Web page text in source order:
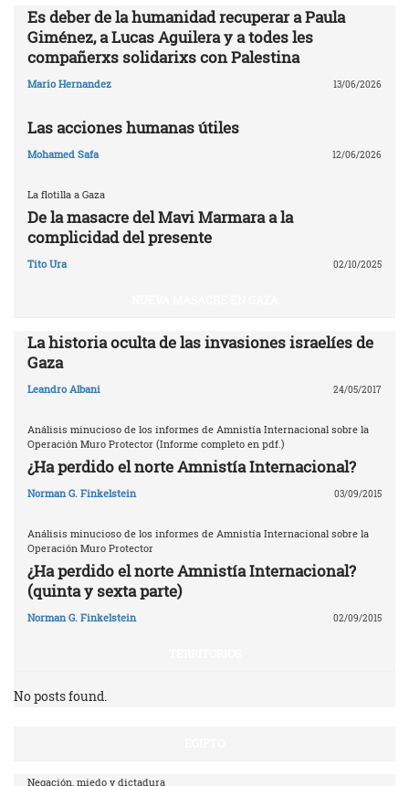
Es deber de la humanidad recuperar a Paula
Giménez, a Lucas Aguilera y a todes les
compañerxs solidarixs con Palestina
Mario Hernandez 13/06/2026
Las acciones humanas útiles
Mohamed Safa 12/06/2026
La flotilla a Gaza
De la masacre del Mavi Marmara a la
complicidad del presente
Tito Ura 02/10/2025
La historia oculta de las invasiones israelíes de
Gaza
Leandro Albani 24/05/2017
Análisis minucioso de los informes de Amnistía Internacional sobre la
Operación Muro Protector (Informe completo en pdf.)
¿Ha perdido el norte Amnistía Internacional?
Norman G. Finkelstein 03/09/2015
Análisis minucioso de los informes de Amnistía Internacional sobre la
Operación Muro Protector
¿Ha perdido el norte Amnistía Internacional?
(quinta y sexta parte)
Norman G. Finkelstein 02/09/2015
No posts found.
Negación, miedo y dictadura